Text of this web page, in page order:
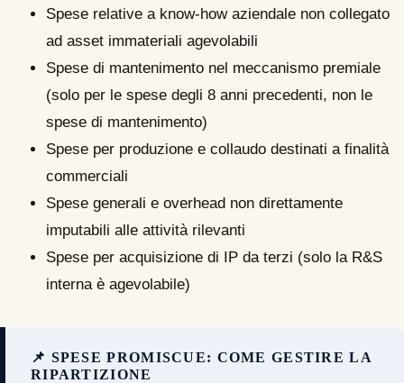
Spese relative a know-how aziendale non collegato
ad asset immateriali agevolabili
Spese di mantenimento nel meccanismo premiale
(solo per le spese degli 8 anni precedenti, non le
spese di mantenimento)
Spese per produzione e collaudo destinati a finalità
commerciali
Spese generali e overhead non direttamente
imputabili alle attività rilevanti
Spese per acquisizione di IP da terzi (solo la R&S
interna è agevolabile)
📌 SPESE PROMISCUE: COME GESTIRE LA
RIPARTIZIONE